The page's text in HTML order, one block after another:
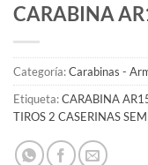
CARABINA
Categoría:Carabinas -
Etiqueta:CARABINA
TIROS 2 CASERINAS